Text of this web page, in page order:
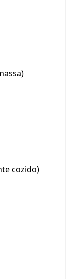
cozido)